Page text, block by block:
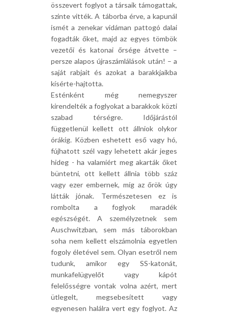
összevert foglyot a társaik támogattak,
szinte vitték. A táborba érve, a kapunál
ismét a zenekar vidáman pattogó dalai
fogadták őket, majd az egyes tömbök
vezetői és katonai őrsége átvette –
persze alapos újraszámlálások után! – a
saját rabjait és azokat a barakkjaikba
kísérte-hajtotta.
Esténként még nemegyszer
kirendelték a foglyokat a barakkok közti
szabad térségre. Időjárástól
függetlenül kellett ott állniok olykor
órákig. Közben eshetett eső vagy hó,
fújhatott szél vagy lehetett akár jeges
hideg - ha valamiért meg akarták őket
büntetni, ott kellett állnia több száz
vagy ezer embernek, míg az őrök úgy
látták jónak. Természetesen ez is
rombolta a foglyok maradék
egészségét. A személyzetnek sem
Auschwitzban, sem más táborokban
soha nem kellett elszámolnia egyetlen
fogoly életével sem. Olyan esetről nem
tudunk, amikor egy SS-katonát,
munkafelügyelőt vagy kápót
felelősségre vontak volna azért, mert
ütlegelt, megsebesített vagy
egyenesen halálra vert egy foglyot. Az